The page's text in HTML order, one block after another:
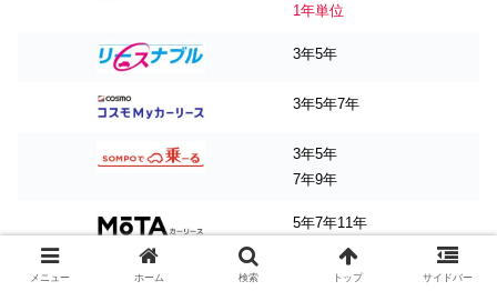
1年単位
3年5年
3年5年7年
3年5年
7年9年
5年7年11年
7年9年11年
メニュー ホーム 検索 トップ サイドバー